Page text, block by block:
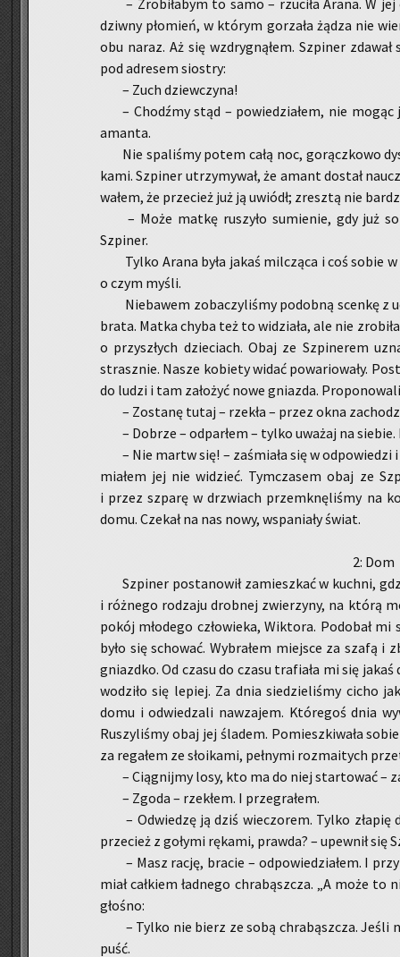
– Zro­bi­ła­bym to samo – rzu­ci­ła Arana. W
dziw­ny pło­mień, w któ­rym go­rza­ła żądza nie
obu naraz. Aż się wzdry­gną­łem. Szpi­ner
pod ad­re­sem sio­stry:
– Zuch dziew­czy­na!
– Chodź­my stąd – po­wie­dzia­łem, nie
aman­ta.
Nie spa­li­śmy potem całą noc, go­rącz­ko­wo
ka­mi. Szpi­ner utrzy­my­wał, że amant do­stał
wa­łem, że prze­cież już ją uwiódł; zresz­tą nie
– Może matkę ru­szy­ło su­mie­nie, gdy już
Szpi­ner.
Tylko Arana była jakaś mil­czą­ca i coś sobie
o czym myśli.
Nie­ba­wem zo­ba­czy­li­śmy po­dob­ną scen­kę z
brata. Matka chyba też to wi­dzia­ła, ale nie
o przy­szłych dzie­ciach. Obaj ze Szpi­ne­rem
strasz­nie. Nasze ko­bie­ty widać po­wa­rio­wa­ły.
do ludzi i tam za­ło­żyć nowe gniaz­da.
– Zo­sta­nę tutaj – rze­kła – przez okna
– Do­brze – od­par­łem – tylko uwa­żaj na
– Nie martw się! – za­śmia­ła się w od­po­wie­dzi
mia­łem jej nie wi­dzieć. Tym­cza­sem obaj ze
i przez szpa­rę w drzwiach prze­mknę­li­śmy na
domu. Cze­kał na nas nowy, wspa­nia­ły świat.
2: Dom
Szpi­ner po­sta­no­wił za­miesz­kać w kuch­ni,
i róż­ne­go ro­dza­ju drob­nej zwie­rzy­ny, na którą
pokój mło­de­go czło­wie­ka, Wik­to­ra. Po­do­bał
było się scho­wać. Wy­bra­łem miej­sce za szafą
gniazd­ko. Od czasu do czasu tra­fia­ła mi się
wo­dzi­ło się le­piej. Za dnia sie­dzie­li­śmy cicho
domu i od­wie­dza­li na­wza­jem. Któ­re­goś dnia
Ru­szy­li­śmy obaj jej śla­dem. Po­miesz­ki­wa­ła
za re­ga­łem ze sło­ika­mi, peł­ny­mi roz­ma­itych
– Cią­gnij­my losy, kto ma do niej star­to­wać –
– Zgoda – rze­kłem. I prze­gra­łem.
– Od­wie­dzę ją dziś wie­czo­rem. Tylko
prze­cież z go­ły­mi rę­ka­mi, praw­da? – upew­nił się
– Masz rację, bra­cie – od­po­wie­dzia­łem. I
miał cał­kiem ład­ne­go chra­bąsz­cza. „A może to
gło­śno:
– Tylko nie bierz ze sobą chra­bąsz­cza.
puść.